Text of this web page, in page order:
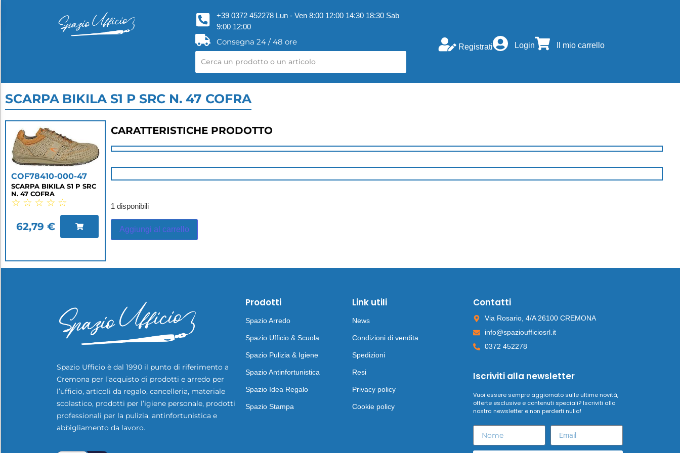
+39 0372 452278 Lun - Ven 8:00 12:00 14:30 18:30 Sab
9:00 12:00
Consegna 24 / 48 ore
Registrati Login Il mio carrello
SCARPA BIKILA S1 P SRC N. 47 COFRA
COF78410-000-47
SCARPA BIKILA S1 P SRC
N. 47 COFRA
☆ ☆ ☆ ☆ ☆
62,79 €
CARATTERISTICHE PRODOTTO
1 disponibili
Aggiungi al carrello
Spazio Ufficio è dal 1990 il punto di riferimento a
Cremona per l’acquisto di prodotti e arredo per
l’ufficio, articoli da regalo, cancelleria, materiale
scolastico, prodotti per l’igiene personale, prodotti
professionali per la pulizia, antinfortunistica e
abbigliamento da lavoro.
Prodotti
Spazio Arredo
Spazio Ufficio & Scuola
Spazio Pulizia & Igiene
Spazio Antinfortunistica
Spazio Idea Regalo
Spazio Stampa
Link utili
News
Condizioni di vendita
Spedizioni
Resi
Privacy policy
Cookie policy
Contatti
Via Rosario, 4/A 26100 CREMONA
info@spazioufficiosrl.it
0372 452278
Iscriviti alla newsletter
Vuoi essere sempre aggiornato sulle ultime novità,
offerte esclusive e contenuti speciali? Iscriviti alla
nostra newsletter e non perderti nulla!